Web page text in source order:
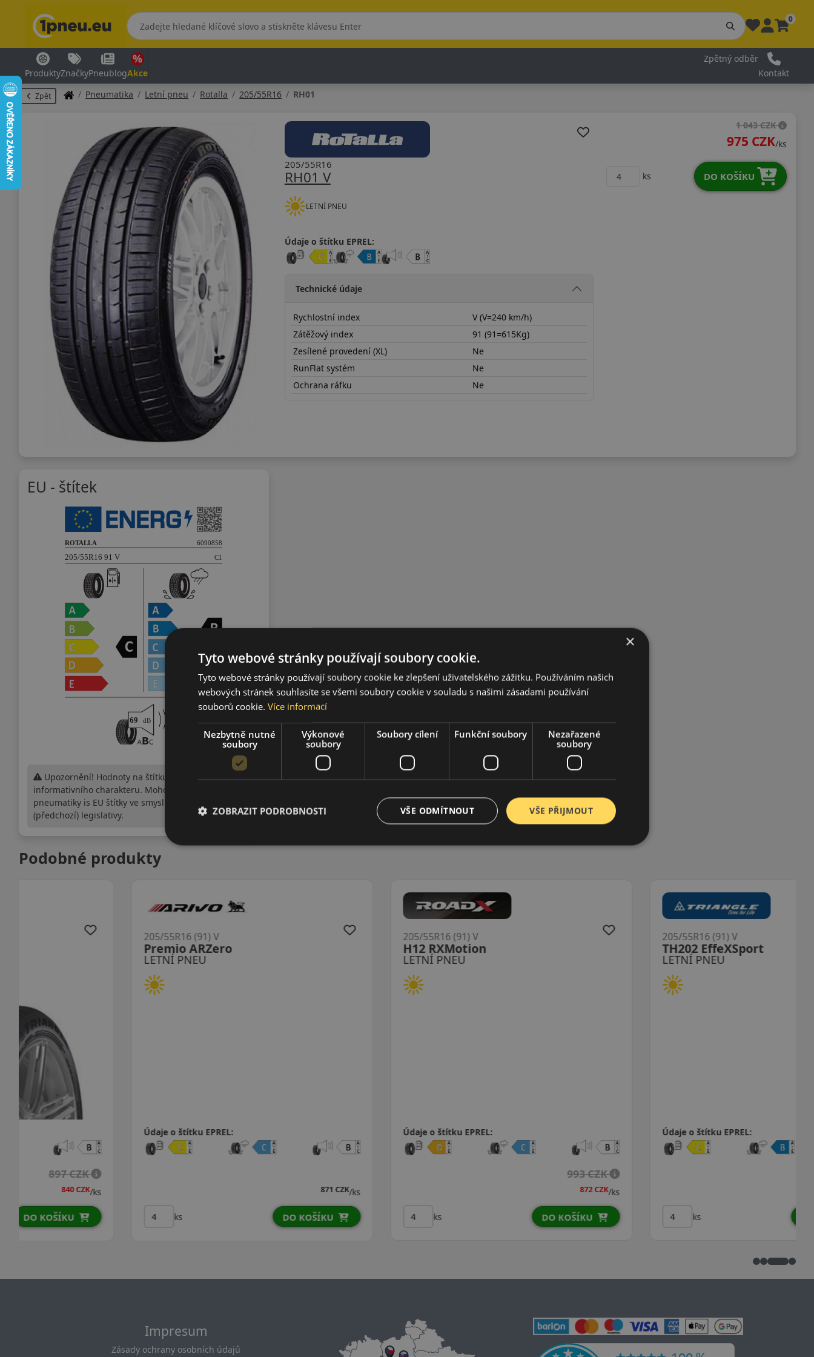
0
ProduktyZnačkyPneublogAkce
Zpětný odběr
Kontakt
Zpět Pneumatika Letní pneu Rotalla 205/55R16 RH01
RH01 V
205/55R16
LETNÍ PNEU
Údaje o štítku EPREL:
Technické údaje
Rychlostní index
V (V=240 km/h)
Zátěžový index
91 (91=615Kg)
Zesílené provedení (XL)
Ne
RunFlat systém
Ne
Ochrana ráfku
Ne
1 043 CZK
975 CZK/ks
ks DO KOŠÍKU
EU - štítek
Upozornění! Hodnoty na štítku jsou pouze
informativního charakteru. Mohou být dodány
pneumatiky is EU štítky ve smyslu dosud platné
(předchozí) legislativy.
Podobné produkty
205/55R16 (91) V
ks DO KOŠÍKU
205/55R16 (91) V
ks DO KOŠÍKU
205/55R16 (91) V
ks DO KOŠÍKU
Impresum
Zásady ochrany osobních údajů
×
Tyto webové stránky používají soubory cookie.
Tyto webové stránky používají soubory cookie ke zlepšení uživatelského zážitku. Používáním našich
webových stránek souhlasíte se všemi soubory cookie v souladu s našimi zásadami používání
souborů cookie. Více informací
Nezbytně nutné
soubory
Výkonové
soubory
Soubory cílení Funkční soubory
Nezařazené
soubory
VŠE PŘIJMOUT
VŠE ODMÍTNOUT
ZOBRAZIT PODROBNOSTI